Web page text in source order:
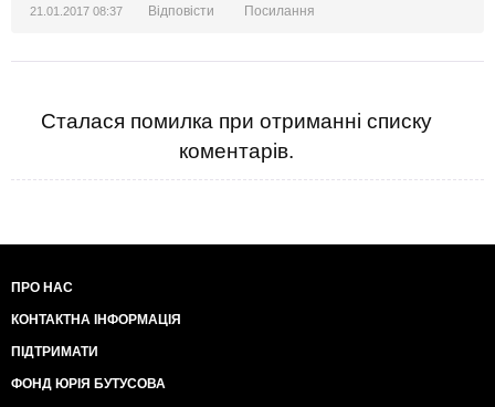
21.01.2017 08:37 Відповісти Посилання
Сталася помилка при отриманні списку
коментарів.
ПРО НАС
КОНТАКТНА ІНФОРМАЦІЯ
ПІДТРИМАТИ
ФОНД ЮРІЯ БУТУСОВА